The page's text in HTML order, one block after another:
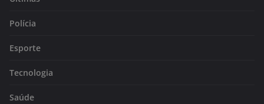
Polícia
Esporte
Tecnologia
Saúde